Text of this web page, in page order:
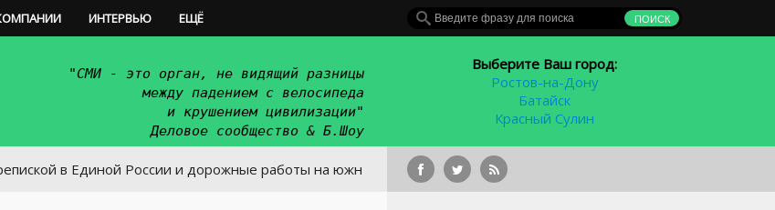
ИНТЕРВЬЮ ЕЩЁ
"СМИ - это орган, не видящий разницы
между падением с велосипеда
и крушением цивилизации"
Деловое сообщество & Б.Шоу
Выберите Ваш город:
Ростов-на-Дону
Батайск
Красный Сулин
Единой России и дорожные работы на южном въезде в Ростов